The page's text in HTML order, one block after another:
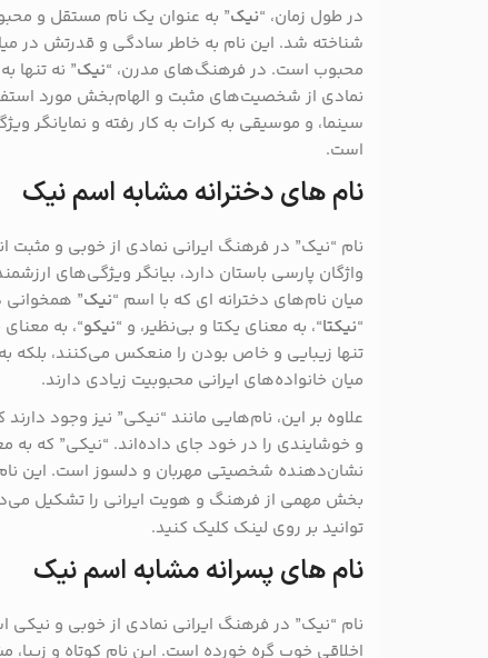
در طول زمان، “نیک” به عنوان یک نام مستقل و
شناخته شد. این نام به خاطر سادگی و قدرتش در
محبوب است. در فرهنگ‌های مدرن، “نیک” نه تنها
نمادی از شخصیت‌های مثبت و الهام‌بخش مورد
سینما، و موسیقی به کرات به کار رفته و
است.
نام های دخترانه مشابه اسم نیک
نام “نیک” در فرهنگ ایرانی نمادی از خوبی و
واژگان پارسی باستان دارد، بیانگر ویژگی‌های
میان نام‌های دخترانه ای که با اسم “نیک” همخوانی
“نیکتا“، به معنای یکتا و بی‌نظیر، و “نیکو“، به
تنها زیبایی و خاص بودن را منعکس می‌کنند، بلکه
میان خانواده‌های ایرانی محبوبیت زیادی دارند.
علاوه بر این، نام‌هایی مانند “نیکی” نیز وجود
و خوشایندی را در خود جای داده‌اند. “نیکی” که به
نشان‌دهنده شخصیتی مهربان و دلسوز است. این
بخش مهمی از فرهنگ و هویت ایرانی را تشکیل
توانید بر روی لینک کلیک کنید.
نام های پسرانه مشابه اسم نیک
نام “نیک” در فرهنگ ایرانی نمادی از خوبی و
اخلاقی خوب گره خورده است. این نام کوتاه و زیبا،